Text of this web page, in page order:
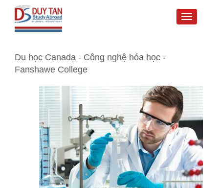
Toggle
Du học Canada - Công nghệ hóa học -
Fanshawe College